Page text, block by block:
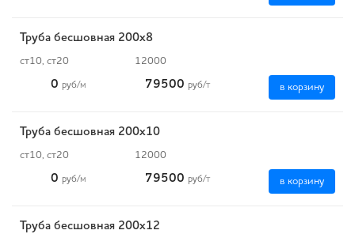
Труба бесшовная 200х8
ст10, ст20 12000
0 руб/м 79500 руб/т в корзину
Труба бесшовная 200х10
ст10, ст20 12000
0 руб/м 79500 руб/т в корзину
Труба бесшовная 200х12